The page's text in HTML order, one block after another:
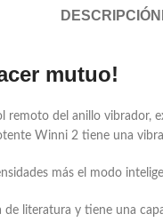
DESCRIPCIÓN
mutuo!
remoto del anillo vibrador,
Winni 2 tiene una
más el modo
literatura y tiene una